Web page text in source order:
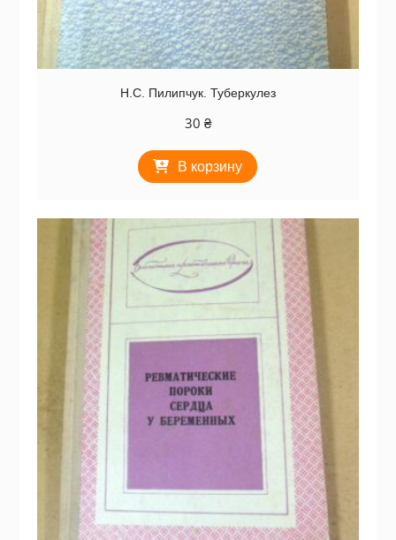
Н.С. Пилипчук. Туберкулез
30 ₴
В корзину